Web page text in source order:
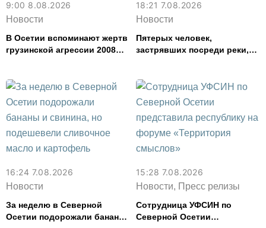
9:00 8.08.2026
Новости
В Осетии вспоминают жертв
грузинской агрессии 2008
18:21 7.08.2026
Новости
Пятерых человек,
застрявших посреди реки,
16:24 7.08.2026
Новости
За неделю в Северной
Осетии подорожали бананы
15:28 7.08.2026
Новости, Пресс релизы
Сотрудница УФСИН по
Северной Осетии